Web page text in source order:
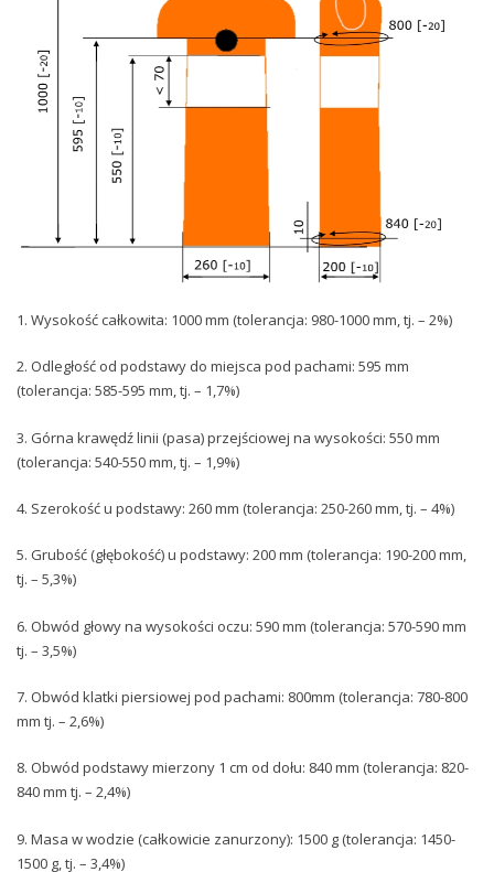
1. Wysokość całkowita: 1000 mm (tolerancja: 980-1000 mm, tj. – 2%)
2. Odległość od podstawy do miejsca pod pachami: 595 mm
(tolerancja: 585-595 mm, tj. – 1,7%)
3. Górna krawędź linii (pasa) przejściowej na wysokości: 550 mm
(tolerancja: 540-550 mm, tj. – 1,9%)
4. Szerokość u podstawy: 260 mm (tolerancja: 250-260 mm, tj. – 4%)
5. Grubość (głębokość) u podstawy: 200 mm (tolerancja: 190-200 mm,
tj. – 5,3%)
6. Obwód głowy na wysokości oczu: 590 mm (tolerancja: 570-590 mm
tj. – 3,5%)
7. Obwód klatki piersiowej pod pachami: 800mm (tolerancja: 780-800
mm tj. – 2,6%)
8. Obwód podstawy mierzony 1 cm od dołu: 840 mm (tolerancja: 820-
840 mm tj. – 2,4%)
9. Masa w wodzie (całkowicie zanurzony): 1500 g (tolerancja: 1450-
1500 g, tj. – 3,4%)